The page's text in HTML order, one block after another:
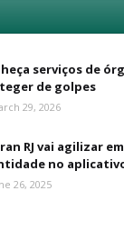
serviços de
de golpes
29, 2026
RJ vai agilizar
no
26, 2025